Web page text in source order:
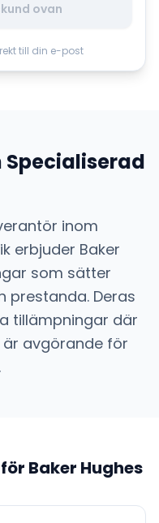
ovan
till din e-post
Specialiserad
inom
erbjuder Baker
som sätter
prestanda. Deras
tillämpningar där
avgörande för
Baker Hughes